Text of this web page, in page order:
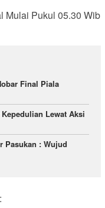
Mulai Pukul 05.30 Wib
Final Piala
Lewat Aksi
Pasukan : Wujud